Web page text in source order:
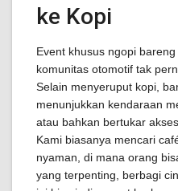
ke Kopi
Event khusus ngopi
komunitas otomotif tak
Selain menyeruput kopi,
menunjukkan kendaraan
atau bahkan bertukar
Kami biasanya mencari
nyaman, di mana orang
yang terpenting, berbagi